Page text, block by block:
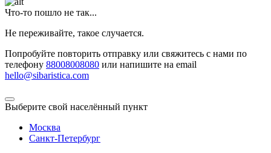
Что-то пошло не так...
Не переживайте, такое случается.
Попробуйте повторить отправку или свяжитесь с нами по
телефону 88008008080 или напишите на email
hello@sibaristica.com
Выберите свой населённый пункт
Москва
Санкт-Петербург